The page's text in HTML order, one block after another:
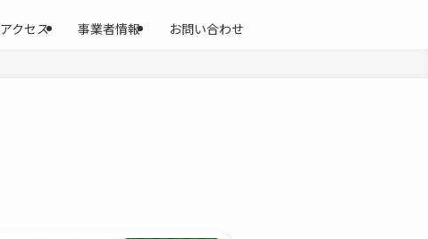
アクセス 事業者情報 お問い合わせ